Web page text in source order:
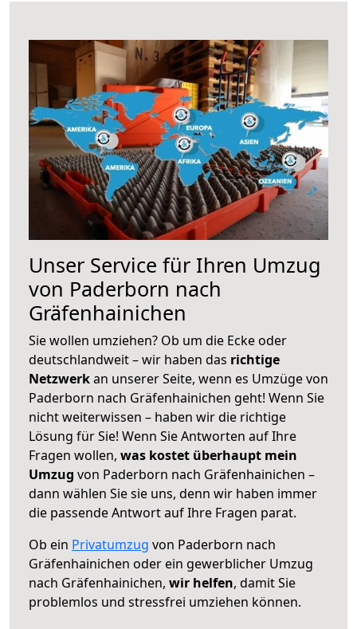
Unser Service für Ihren Umzug
von Paderborn nach
Gräfenhainichen
Sie wollen umziehen? Ob um die Ecke oder
deutschlandweit – wir haben das richtige
Netzwerkan unserer Seite, wenn es Umzüge von
Paderborn nach Gräfenhainichen geht! Wenn Sie
nicht weiterwissen – haben wir die richtige
Lösung für Sie! Wenn Sie Antworten auf Ihre
Fragen wollen, was kostet überhaupt mein
Umzug von Paderborn nach Gräfenhainichen –
dann wählen Sie sie uns, denn wir haben immer
die passende Antwort auf Ihre Fragen parat.
Ob ein Privatumzug von Paderborn nach
Gräfenhainichen oder ein gewerblicher Umzug
nach Gräfenhainichen, wir helfen, damit Sie
problemlos und stressfrei umziehen können.